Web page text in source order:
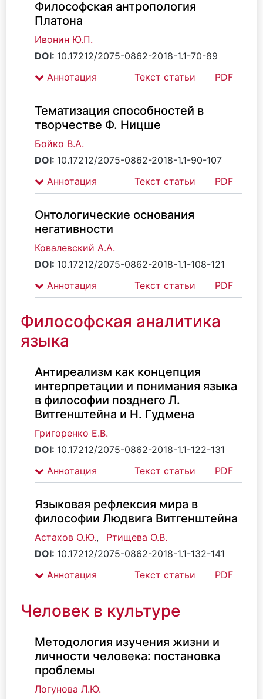
Философская антропология
Платона
Ивонин Ю.П.
DOI: 10.17212/2075-0862-2018-1.1-70-89
Аннотация
Текст статьи PDF
Тематизация способностей в
творчестве Ф. Ницше
Бойко В.А.
DOI: 10.17212/2075-0862-2018-1.1-90-107
Аннотация
Текст статьи PDF
Онтологические основания
негативности
Ковалевский А.А.
DOI: 10.17212/2075-0862-2018-1.1-108-121
Аннотация
Текст статьи PDF
Философская аналитика
языка
Антиреализм как концепция
интерпретации и понимания языка
в философии позднего Л.
Витгенштейна и Н. Гудмена
Григоренко Е.В.
DOI: 10.17212/2075-0862-2018-1.1-122-131
Аннотация
Текст статьи PDF
Языковая рефлексия мира в
философии Людвига Витгенштейна
Астахов О.Ю.,
Ртищева О.В.
DOI: 10.17212/2075-0862-2018-1.1-132-141
Аннотация
Текст статьи PDF
Человек в культуре
Методология изучения жизни и
личности человека: постановка
проблемы
Логунова Л.Ю.